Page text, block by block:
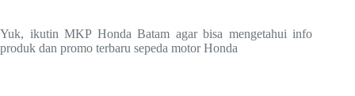
Yuk, ikutin MKP Honda Batam agar bisa mengetahui info
produk dan promo terbaru sepeda motor Honda